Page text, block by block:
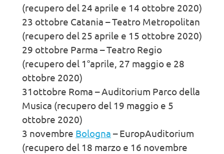
(recupero del 24 aprile e 14 ottobre 2020)
23 ottobre Catania – Teatro Metropolitan
(recupero del 25 aprile e 15 ottobre 2020)
29 ottobre Parma – Teatro Regio
(recupero del 1°aprile, 27 maggio e 28
ottobre 2020)
31ottobre Roma – Auditorium Parco della
Musica (recupero del 19 maggio e 5
ottobre 2020)
3 novembre Bologna – EuropAuditorium
(recupero del 18 marzo e 16 novembre